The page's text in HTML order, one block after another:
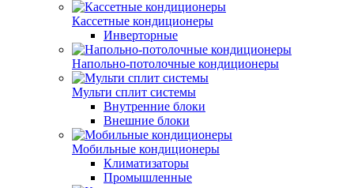
Кассетные кондиционеры
Инверторные
Напольно-потолочные кондиционеры
Мульти сплит системы
Внутренние блоки
Внешние блоки
Мобильные кондиционеры
Климатизаторы
Промышленные